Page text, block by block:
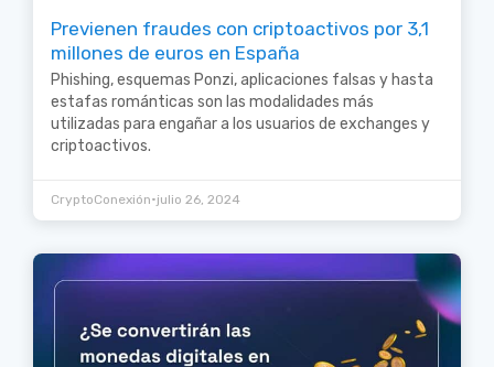
Previenen fraudes con criptoactivos por 3,1
millones de euros en España
Phishing, esquemas Ponzi, aplicaciones falsas y hasta
estafas románticas son las modalidades más
utilizadas para engañar a los usuarios de exchanges y
criptoactivos.
CryptoConexión•julio 26, 2024